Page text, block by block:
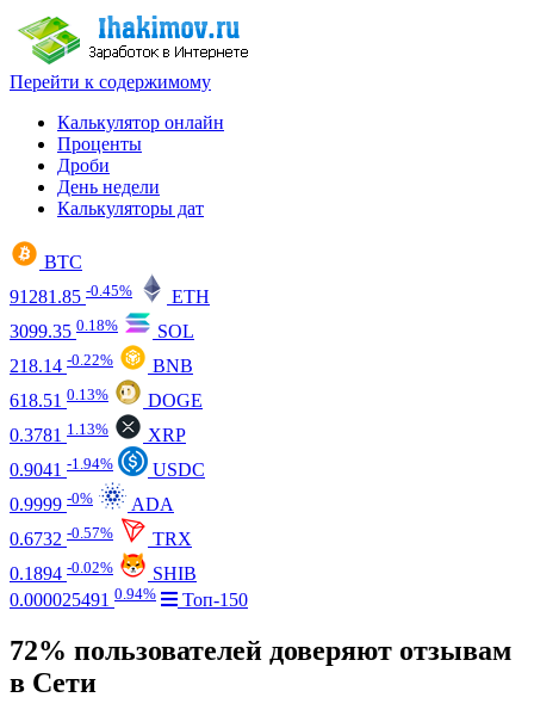
Перейти к содержимому
Калькулятор онлайн
Проценты
Дроби
День недели
Калькуляторы дат
BTC
91281.85 -0.45%
ETH
3099.35 0.18%
SOL
218.14 -0.22%
BNB
618.51 0.13%
DOGE
0.3781 1.13%
XRP
0.9041 -1.94%
USDC
0.9999 -0%
ADA
0.6732 -0.57%
TRX
0.1894 -0.02%
SHIB
0.000025491 0.94% Топ-150
72% пользователей доверяют отзывам
в Сети